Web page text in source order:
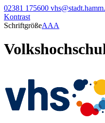
02381 175600
Kontrast
SchriftgrößeAAA